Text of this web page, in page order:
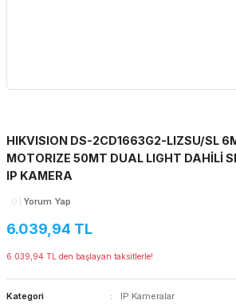
HIKVISION DS-2CD1663G2-LIZSU/SL
MOTORIZE 50MT DUAL LIGHT DAHİLİ
IP KAMERA
0 Yorum Yap
6.039,94 TL
6.039,94 TL den başlayan taksitlerle!
Kategori
IP Kameralar